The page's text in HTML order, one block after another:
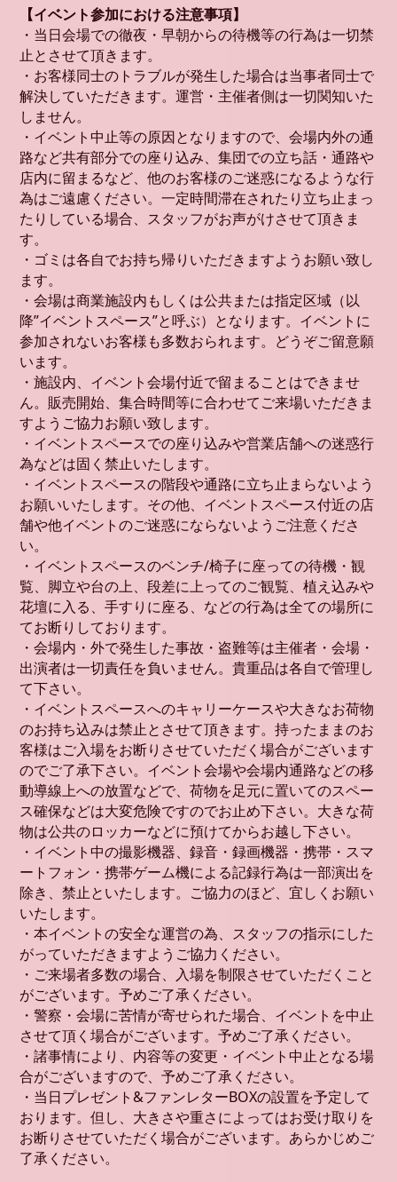
【イベント参加における注意事項】
・当日会場での徹夜・早朝からの待機等の行為は一切禁
止とさせて頂きます。
・お客様同士のトラブルが発生した場合は当事者同士で
解決していただきます。運営・主催者側は一切関知いた
しません。
・イベント中止等の原因となりますので、会場内外の通
路など共有部分での座り込み、集団での立ち話・通路や
店内に留まるなど、他のお客様のご迷惑になるような行
為はご遠慮ください。一定時間滞在されたり立ち止まっ
たりしている場合、スタッフがお声がけさせて頂きま
す。
・ゴミは各自でお持ち帰りいただきますようお願い致し
ます。
・会場は商業施設内もしくは公共または指定区域（以
降”イベントスペース”と呼ぶ）となります。イベントに
参加されないお客様も多数おられます。どうぞご留意願
います。
・施設内、イベント会場付近で留まることはできませ
ん。販売開始、集合時間等に合わせてご来場いただきま
すようご協力お願い致します。
・イベントスペースでの座り込みや営業店舗への迷惑行
為などは固く禁止いたします。
・イベントスペースの階段や通路に立ち止まらないよう
お願いいたします。その他、イベントスペース付近の店
舗や他イベントのご迷惑にならないようご注意くださ
い。
・イベントスペースのベンチ/椅子に座っての待機・観
覧、脚立や台の上、段差に上ってのご観覧、植え込みや
花壇に入る、手すりに座る、などの行為は全ての場所に
てお断りしております。
・会場内・外で発生した事故・盗難等は主催者・会場・
出演者は一切責任を負いません。貴重品は各自で管理し
て下さい。
・イベントスペースへのキャリーケースや大きなお荷物
のお持ち込みは禁止とさせて頂きます。持ったままのお
客様はご入場をお断りさせていただく場合がございます
のでご了承下さい。イベント会場や会場内通路などの移
動導線上への放置などで、荷物を足元に置いてのスペー
ス確保などは大変危険ですのでお止め下さい。大きな荷
物は公共のロッカーなどに預けてからお越し下さい。
・イベント中の撮影機器、録音・録画機器・携帯・スマ
ートフォン・携帯ゲーム機による記録行為は一部演出を
除き、禁止といたします。ご協力のほど、宜しくお願い
いたします。
・本イベントの安全な運営の為、スタッフの指示にした
がっていただきますようご協力ください。
・ご来場者多数の場合、入場を制限させていただくこと
がございます。予めご了承ください。
・警察・会場に苦情が寄せられた場合、イベントを中止
させて頂く場合がございます。予めご了承ください。
・諸事情により、内容等の変更・イベント中止となる場
合がございますので、予めご了承ください。
・当日プレゼント&ファンレターBOXの設置を予定して
おります。但し、大きさや重さによってはお受け取りを
お断りさせていただく場合がございます。あらかじめご
了承ください。